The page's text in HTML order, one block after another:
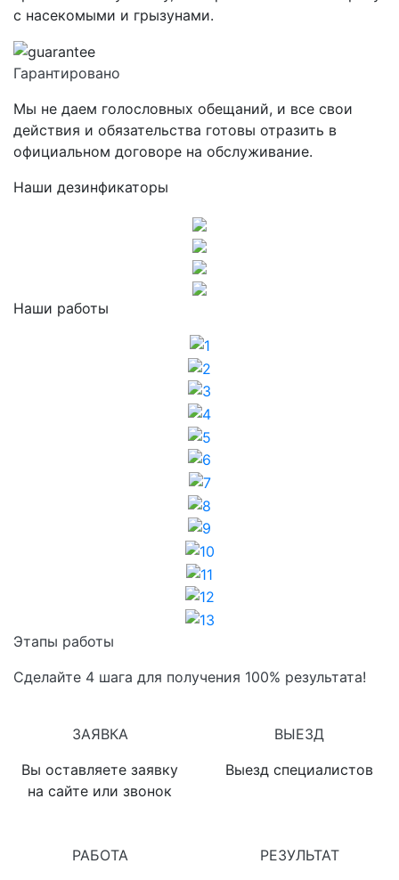
с насекомыми и грызунами.
Гарантировано
Мы не даем голословных обещаний, и все свои
действия и обязательства готовы отразить в
официальном договоре на обслуживание.
Наши дезинфикаторы
Наши работы
1
4
7
10
12
13
Этапы работы
Сделайте 4 шага для получения 100% результата!
ЗАЯВКА
Вы оставляете заявку
на сайте или звонок
ВЫЕЗД
Выезд специалистов
РАБОТА
РЕЗУЛЬТАТ